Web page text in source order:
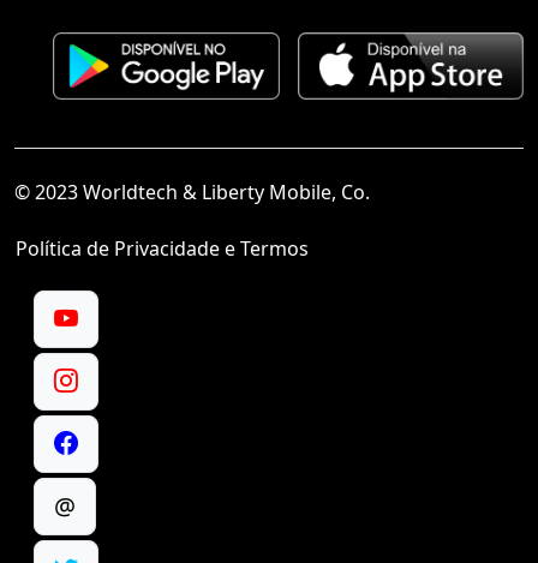
© 2023 Worldtech & Liberty Mobile, Co.
Política de Privacidade e Termos
@